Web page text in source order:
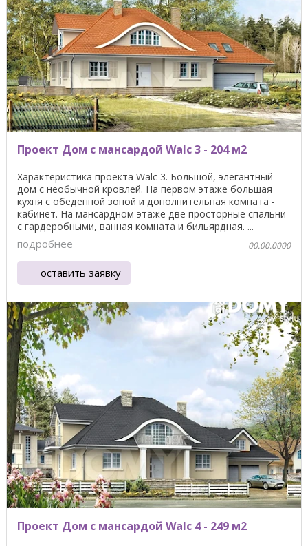
Проект Дом с мансардой Walc 3 - 204 м2
Характеристика проекта Walc 3. Большой, элегантный
дом с необычной кровлей. На первом этаже большая
кухня с обеденной зоной и дополнительная комната -
кабинет. На мансардном этаже две просторные спальни
с гардеробными, ванная комната и бильярдная. ...
подробнее 00.00.0000
оставить заявку
Проект Дом с мансардой Walc 4 - 249 м2